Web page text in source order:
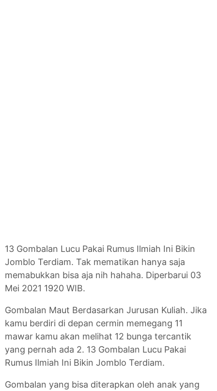
13 Gombalan Lucu Pakai Rumus Ilmiah Ini Bikin
Jomblo Terdiam. Tak mematikan hanya saja
memabukkan bisa aja nih hahaha. Diperbarui 03
Mei 2021 1920 WIB.
Gombalan Maut Berdasarkan Jurusan Kuliah. Jika
kamu berdiri di depan cermin memegang 11
mawar kamu akan melihat 12 bunga tercantik
yang pernah ada 2. 13 Gombalan Lucu Pakai
Rumus Ilmiah Ini Bikin Jomblo Terdiam.
Gombalan yang bisa diterapkan oleh anak yang